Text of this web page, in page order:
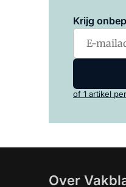
Krijg
of 1 artikel
Over